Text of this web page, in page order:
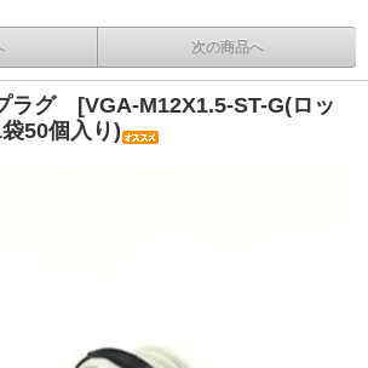
次の商品へ
ラグ [VGA-M12X1.5-ST-G(ロッ
50個入り)